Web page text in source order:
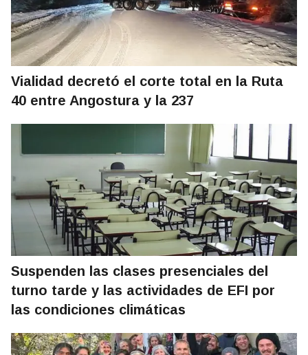
Vialidad decretó el corte total en la Ruta
40 entre Angostura y la 237
Suspenden las clases presenciales del
turno tarde y las actividades de EFI por
las condiciones climáticas